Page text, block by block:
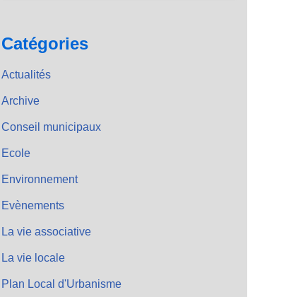
Catégories
Actualités
Archive
Conseil municipaux
Ecole
Environnement
Evènements
La vie associative
La vie locale
Plan Local d'Urbanisme